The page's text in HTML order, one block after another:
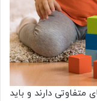
دارند و باید